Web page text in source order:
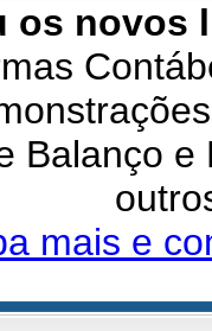
os novos
Balanço
mais e